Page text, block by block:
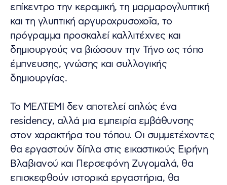
επίκεντρο την κεραμική, τη μαρμαρογλυπτική
και τη γλυπτική αργυροχρυσοχοΐα, το
πρόγραμμα προσκαλεί καλλιτέχνες και
δημιουργούς να βιώσουν την Τήνο ως τόπο
έμπνευσης, γνώσης και συλλογικής
δημιουργίας.
Το ΜΕΛΤΕΜΙ δεν αποτελεί απλώς ένα
residency, αλλά μια εμπειρία εμβάθυνσης
στον χαρακτήρα του τόπου. Οι συμμετέχοντες
θα εργαστούν δίπλα στις εικαστικούς Ειρήνη
Βλαβιανού και Περσεφόνη Ζυγομαλά, θα
επισκεφθούν ιστορικά εργαστήρια, θα